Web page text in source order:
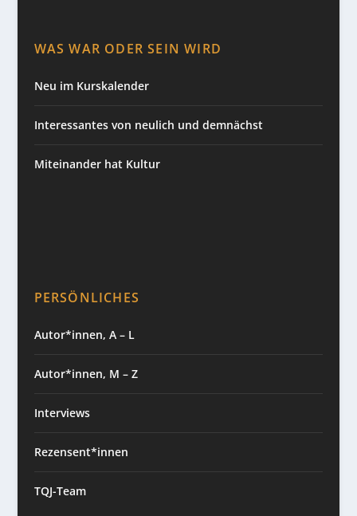
WAS WAR ODER SEIN WIRD
Neu im Kurskalender
Interessantes von neulich und demnächst
Miteinander hat Kultur
PERSÖNLICHES
Autor*innen, A – L
Autor*innen, M – Z
Interviews
Rezensent*innen
TQJ-Team